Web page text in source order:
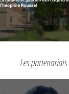
Les partenariats